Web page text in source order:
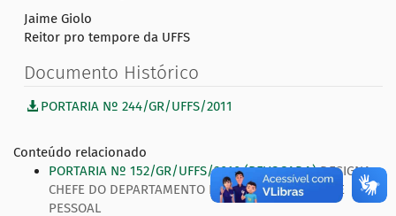
Jaime Giolo
Reitor pro tempore da UFFS
Documento Histórico
PORTARIA Nº 244/GR/UFFS/2011
Conteúdo relacionado
PORTARIA Nº 152/GR/UFFS/2010 (REVOGADA) DESIGNA
CHEFE DO DEPARTAMENTO DE ADMINISTRAÇÃO DE
PESSOAL